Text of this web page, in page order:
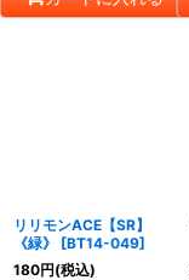
リリモンACE【SR】
《緑》
[BT14-049]
180円(税込)